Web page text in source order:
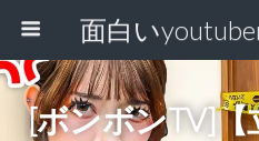
[ボンボンTV]【